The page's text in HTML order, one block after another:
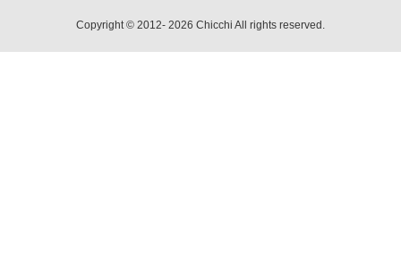
Copyright © 2012- 2026 Chicchi All rights reserved.